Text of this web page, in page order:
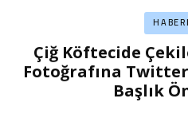
Çiğ Köftecide
Fotoğrafına
Başlık